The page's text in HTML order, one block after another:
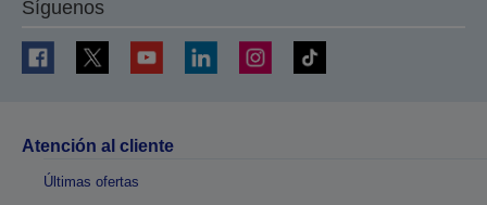
Síguenos
Atención al cliente
Últimas ofertas